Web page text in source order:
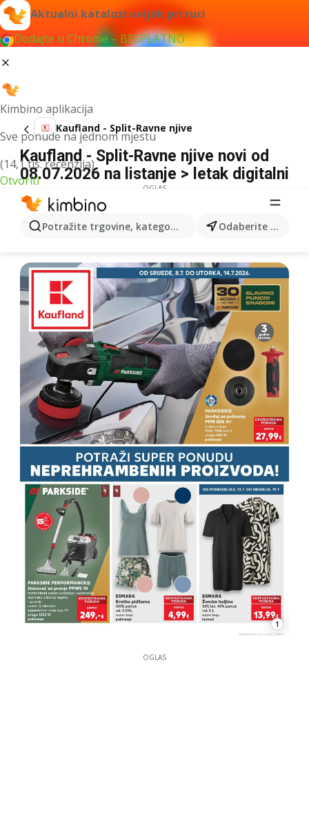
Aktualni katalozi uvijek pri ruci
Dodajte u Chrome – BESPLATNO
Kimbino aplikacija
Sve ponude na jednom mjestu
(14,1 tis. recenzija)
Otvoriti
Potražite trgovine, kategorije, proizvode... Odaberite grad
Kaufland - Split-Ravne njive
Kaufland - Split-Ravne njive novi od
08.07.2026 na listanje > letak digitalni
OGLAS
1
OGLAS